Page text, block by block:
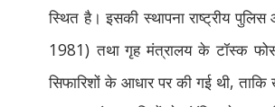
स्थित है। इसकी स्थापना राष्ट्रीय
1981)तथा गृह मंत्रालय के टॉस्क
सिफारिशों के आधार पर की गई थी,ताकि